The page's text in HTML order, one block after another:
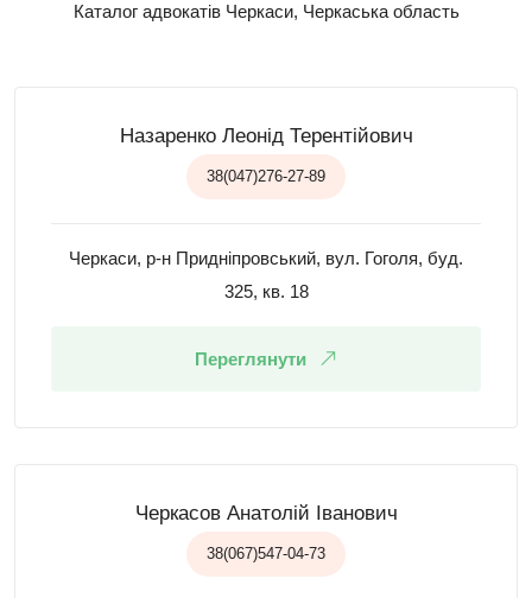
Каталог адвокатів Черкаси, Черкаська область
Назаренко Леонід Терентійович
38(047)276-27-89
Черкаси, р-н Придніпровський, вул. Гоголя, буд.
325, кв. 18
Переглянути
Черкасов Анатолій Іванович
38(067)547-04-73